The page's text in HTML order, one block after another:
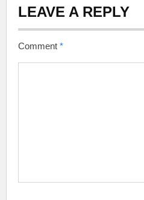
LEAVE A REPLY
Comment *